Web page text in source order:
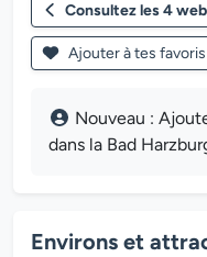
Consultez les 4
Ajouter à tes favoris
Nouveau :
dans la Bad
Environs et